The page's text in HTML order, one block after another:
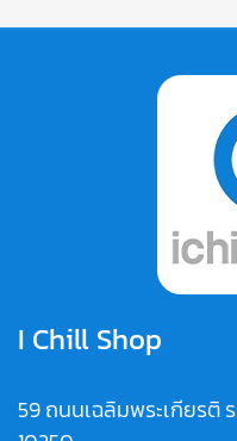
I Chill Shop
59 ถนนเฉลิมพระเกียรติ